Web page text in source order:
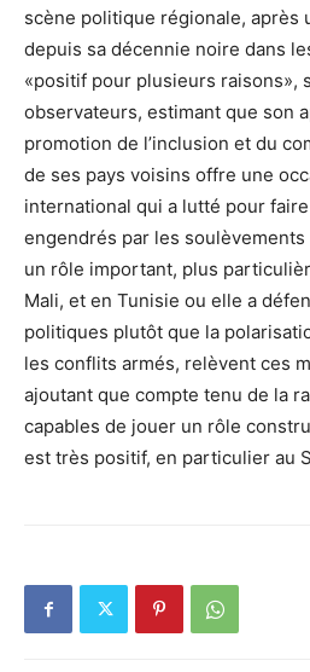
scène politique régionale, après
depuis sa décennie noire dans
«positif pour plusieurs raisons»,
observateurs, estimant que son
promotion de l’inclusion et du
de ses pays voisins offre une
international qui a lutté pour
engendrés par les soulèvements
un rôle important, plus
Mali, et en Tunisie ou elle a
politiques plutôt que la
les conflits armés, relèvent ces
ajoutant que compte tenu de la
capables de jouer un rôle
est très positif, en particulier au